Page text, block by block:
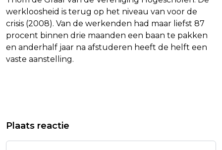
werkloosheid is terug op het niveau van voor de
crisis (2008). Van de werkenden had maar liefst 87
procent binnen drie maanden een baan te pakken
en anderhalf jaar na afstuderen heeft de helft een
vaste aanstelling.
HAAG
STRANDTENT SCHEVENINGEN
VERWOEST DOOR BRAND
Plaats reactie